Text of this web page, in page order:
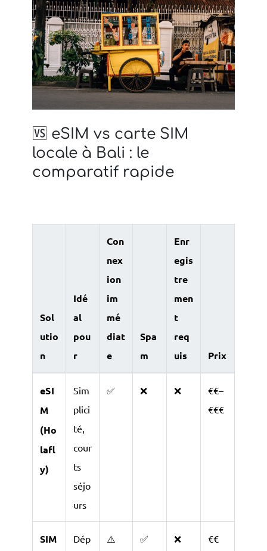
🆚 eSIM vs carte SIM
locale à Bali : le
comparatif rapide
Sol
utio
n
Idé
al
pou
r
Con
nex
ion
im
mé
diat
e
Spa
m
Enr
egis
tre
men
t
req
uis
Prix
eSI
M
(Ho
lafl
y)
Sim
plici
té,
cour
ts
séjo
urs
✅ ❌ ❌
€€–
€€€
SIM
Dép
⚠️ ✅ ❌ €€